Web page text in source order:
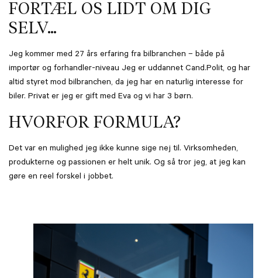
FORTÆL OS LIDT OM DIG
SELV…
Jeg kommer med 27 års erfaring fra bilbranchen – både på
importør og forhandler-niveau Jeg er uddannet Cand.Polit, og har
altid styret mod bilbranchen, da jeg har en naturlig interesse for
biler. Privat er jeg er gift med Eva og vi har 3 børn.
HVORFOR FORMULA?
Det var en mulighed jeg ikke kunne sige nej til. Virksomheden,
produkterne og passionen er helt unik. Og så tror jeg, at jeg kan
gøre en reel forskel i jobbet.